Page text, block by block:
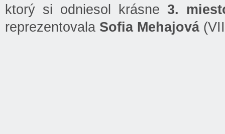
ktorý si odniesol krásne 3.
reprezentovala Sofia Mehajová